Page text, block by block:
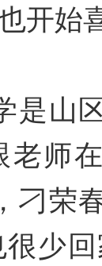
开始
是山
师
刁荣
少回